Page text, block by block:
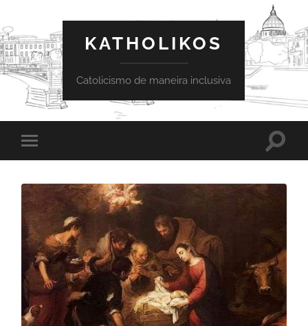
KATHOLIKOS
Catolicismo de maneira inclusiva
Toggle
mobile
Toggle